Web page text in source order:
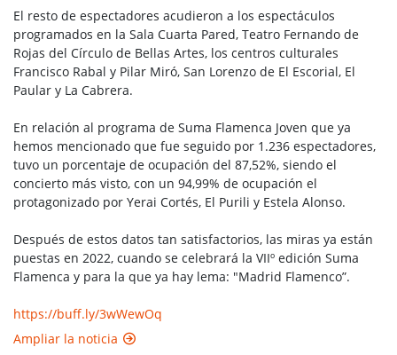
El resto de espectadores acudieron a los espectáculos
programados en la Sala Cuarta Pared, Teatro Fernando de
Rojas del Círculo de Bellas Artes, los centros culturales
Francisco Rabal y Pilar Miró, San Lorenzo de El Escorial, El
Paular y La Cabrera.
En relación al programa de Suma Flamenca Joven que ya
hemos mencionado que fue seguido por 1.236 espectadores,
tuvo un porcentaje de ocupación del 87,52%, siendo el
concierto más visto, con un 94,99% de ocupación el
protagonizado por Yerai Cortés, El Purili y Estela Alonso.
Después de estos datos tan satisfactorios, las miras ya están
puestas en 2022, cuando se celebrará la VIIº edición Suma
Flamenca y para la que ya hay lema: "Madrid Flamenco”.
https://buff.ly/3wWewOq
Ampliar la noticia